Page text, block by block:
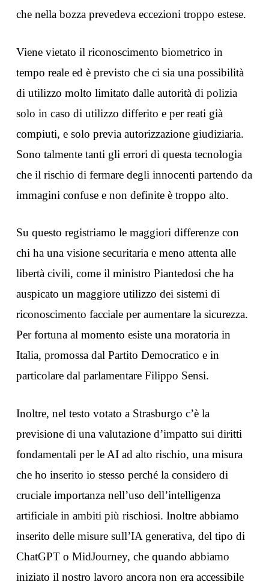
che nella bozza prevedeva eccezioni troppo estese.
Viene vietato il riconoscimento biometrico in
tempo reale ed è previsto che ci sia una possibilità
di utilizzo molto limitato dalle autorità di polizia
solo in caso di utilizzo differito e per reati già
compiuti, e solo previa autorizzazione giudiziaria.
Sono talmente tanti gli errori di questa tecnologia
che il rischio di fermare degli innocenti partendo da
immagini confuse e non definite è troppo alto.
Su questo registriamo le maggiori differenze con
chi ha una visione securitaria e meno attenta alle
libertà civili, come il ministro Piantedosi che ha
auspicato un maggiore utilizzo dei sistemi di
riconoscimento facciale per aumentare la sicurezza.
Per fortuna al momento esiste una moratoria in
Italia, promossa dal Partito Democratico e in
particolare dal parlamentare Filippo Sensi.
Inoltre, nel testo votato a Strasburgo c’è la
previsione di una valutazione d’impatto sui diritti
fondamentali per le AI ad alto rischio, una misura
che ho inserito io stesso perché la considero di
cruciale importanza nell’uso dell’intelligenza
artificiale in ambiti più rischiosi. Inoltre abbiamo
inserito delle misure sull’IA generativa, del tipo di
ChatGPT o MidJourney, che quando abbiamo
iniziato il nostro lavoro ancora non era accessibile